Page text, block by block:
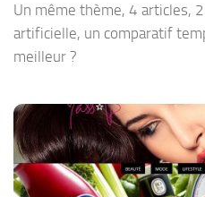
Un même thème, 4 articles,
artificielle, un comparatif
meilleur ?